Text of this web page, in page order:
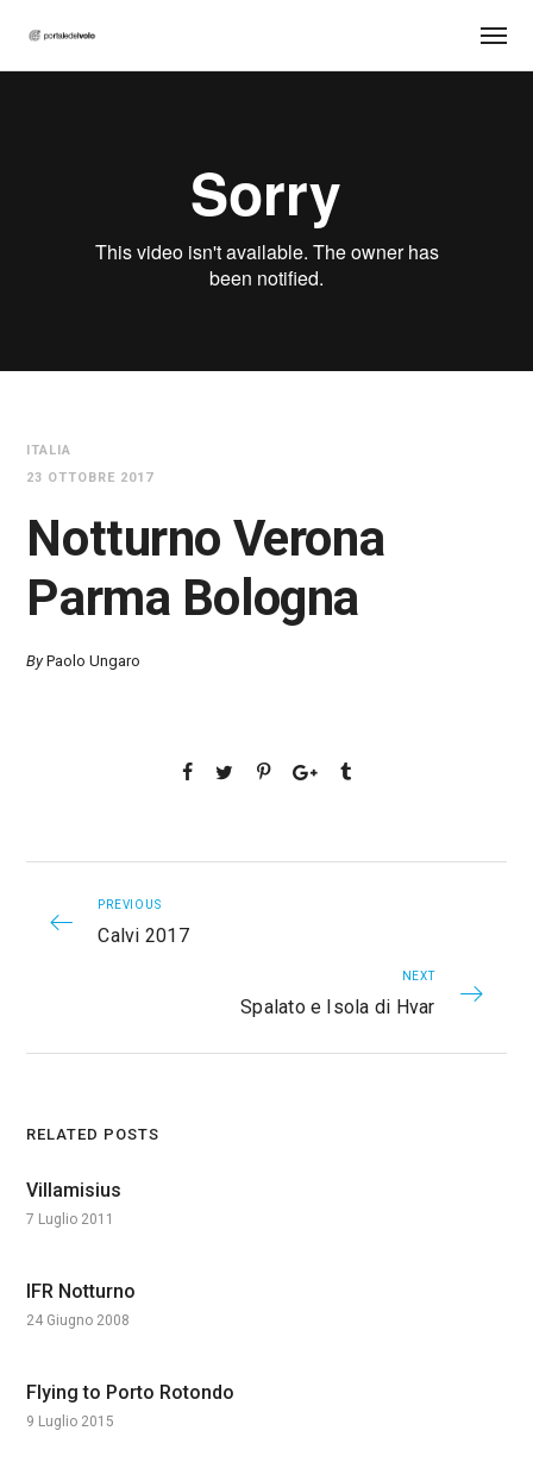
ITALIA
23 OTTOBRE 2017
Notturno Verona
Parma Bologna
ByPaolo Ungaro
PREVIOUS
Calvi 2017
NEXT
Spalato e Isola di Hvar
RELATED POSTS
Villamisius
7 Luglio 2011
IFR Notturno
24 Giugno 2008
Flying to Porto Rotondo
9 Luglio 2015